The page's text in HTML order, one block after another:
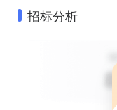
招标分析